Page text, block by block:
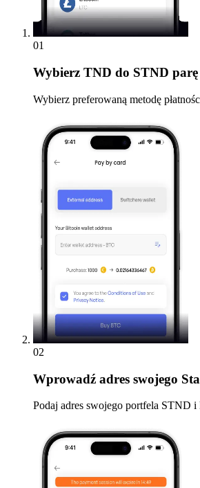
01
Wybierz TND do STND parę
Wybierz preferowaną metodę
02
Wprowadź adres swojego
Podaj adres swojego portfela STND i